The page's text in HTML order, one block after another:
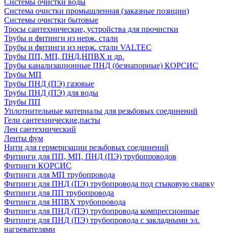
Системы очистки воды
Система очистки промышленная (заказные позиции)
Системы очистки бытовые
Тросы сантехнические, устройства для прочистки
Трубы и фитинги из нерж. стали
Трубы и фитинги из нерж. стали VALTEC
Трубы ПП, МП, ПНД,НПВХ и др.
Трубы канализационные ПНД (безнапорные) КОРСИС
Трубы МП
Трубы ПНД (ПЭ) газовые
Трубы ПНД (ПЭ) для воды
Трубы ПП
Уплотнительные материалы для резьбовых соединений
Гели сантехнические,пасты
Лен сантехнический
Ленты фум
Нити для гермеризации резьбовых соединений
Фитинги для ПП, МП, ПНД (ПЭ) трубопроводов
Фитинги КОРСИС
Фитинги для МП трубопровода
Фитинги для ПНД (ПЭ) трубопровода под стыковую сварку
Фитинги для ПП трубопровода
Фитинги для НПВХ трубопровода
Фитинги для ПНД (ПЭ) трубопровода компрессионные
Фитинги для ПНД (ПЭ) трубопровода с закладными эл.
нагревателями